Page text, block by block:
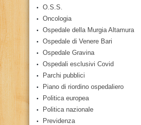
O.S.S.
Oncologia
Ospedale della Murgia Altamura
Ospedale di Venere Bari
Ospedale Gravina
Ospedali esclusivi Covid
Parchi pubblici
Piano di riordino ospedaliero
Politica europea
Politica nazionale
Previdenza